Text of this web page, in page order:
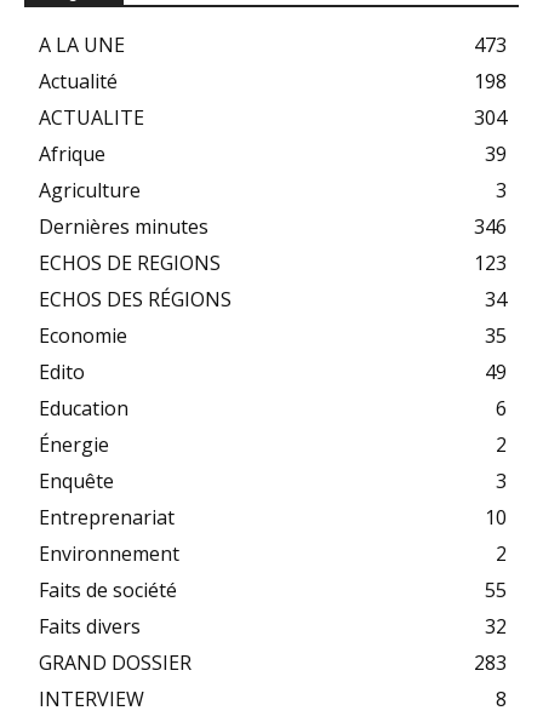
A LA UNE
473
Actualité
198
ACTUALITE
304
Afrique
39
Agriculture
3
Dernières minutes
346
ECHOS DE REGIONS
123
ECHOS DES RÉGIONS
34
Economie
35
Edito
49
Education
6
Énergie
2
Enquête
3
Entreprenariat
10
Environnement
2
Faits de société
55
Faits divers
32
GRAND DOSSIER
283
INTERVIEW
8